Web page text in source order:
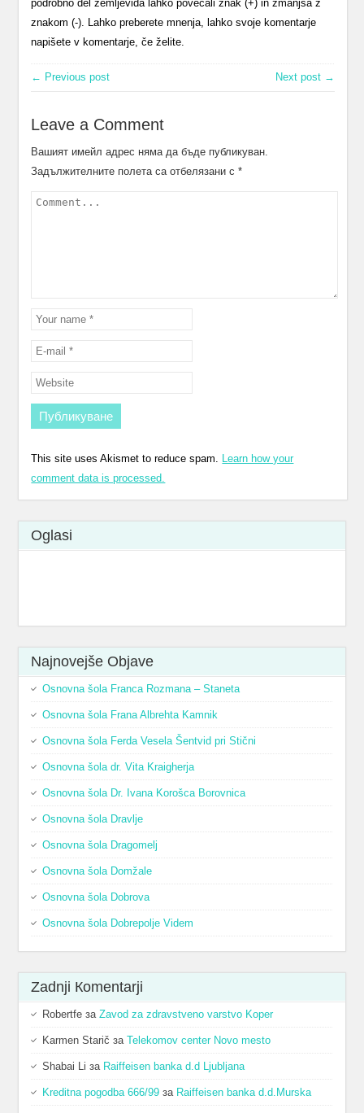
podrobno del zemljevida lahko povečali znak (+) in zmanjša z
znakom (-). Lahko preberete mnenja, lahko svoje komentarje
napišete v komentarje, če želite.
← Previous post Next post →
Leave a Comment
Вашият имейл адрес няма да бъде публикуван.
Задължителните полета са отбелязани с*
This site uses Akismet to reduce spam. Learn how your
comment data is processed.
Oglasi
Najnovejše Оbjave
Osnovna šola Franca Rozmana – Staneta
Osnovna šola Frana Albrehta Kamnik
Osnovna šola Ferda Vesela Šentvid pri Stični
Osnovna šola dr. Vita Kraigherja
Osnovna šola Dr. Ivana Korošca Borovnica
Osnovna šola Dravlje
Osnovna šola Dragomelj
Osnovna šola Domžale
Osnovna šola Dobrova
Osnovna šola Dobrepolje Videm
Zadnji Кomentarji
Robertfe заZavod za zdravstveno varstvo Koper
Karmen Starič заTelekomov center Novo mesto
Shabai Li за Raiffeisen banka d.d Ljubljana
Kreditna pogodba 666/99 за Raiffeisen banka d.d.Murska